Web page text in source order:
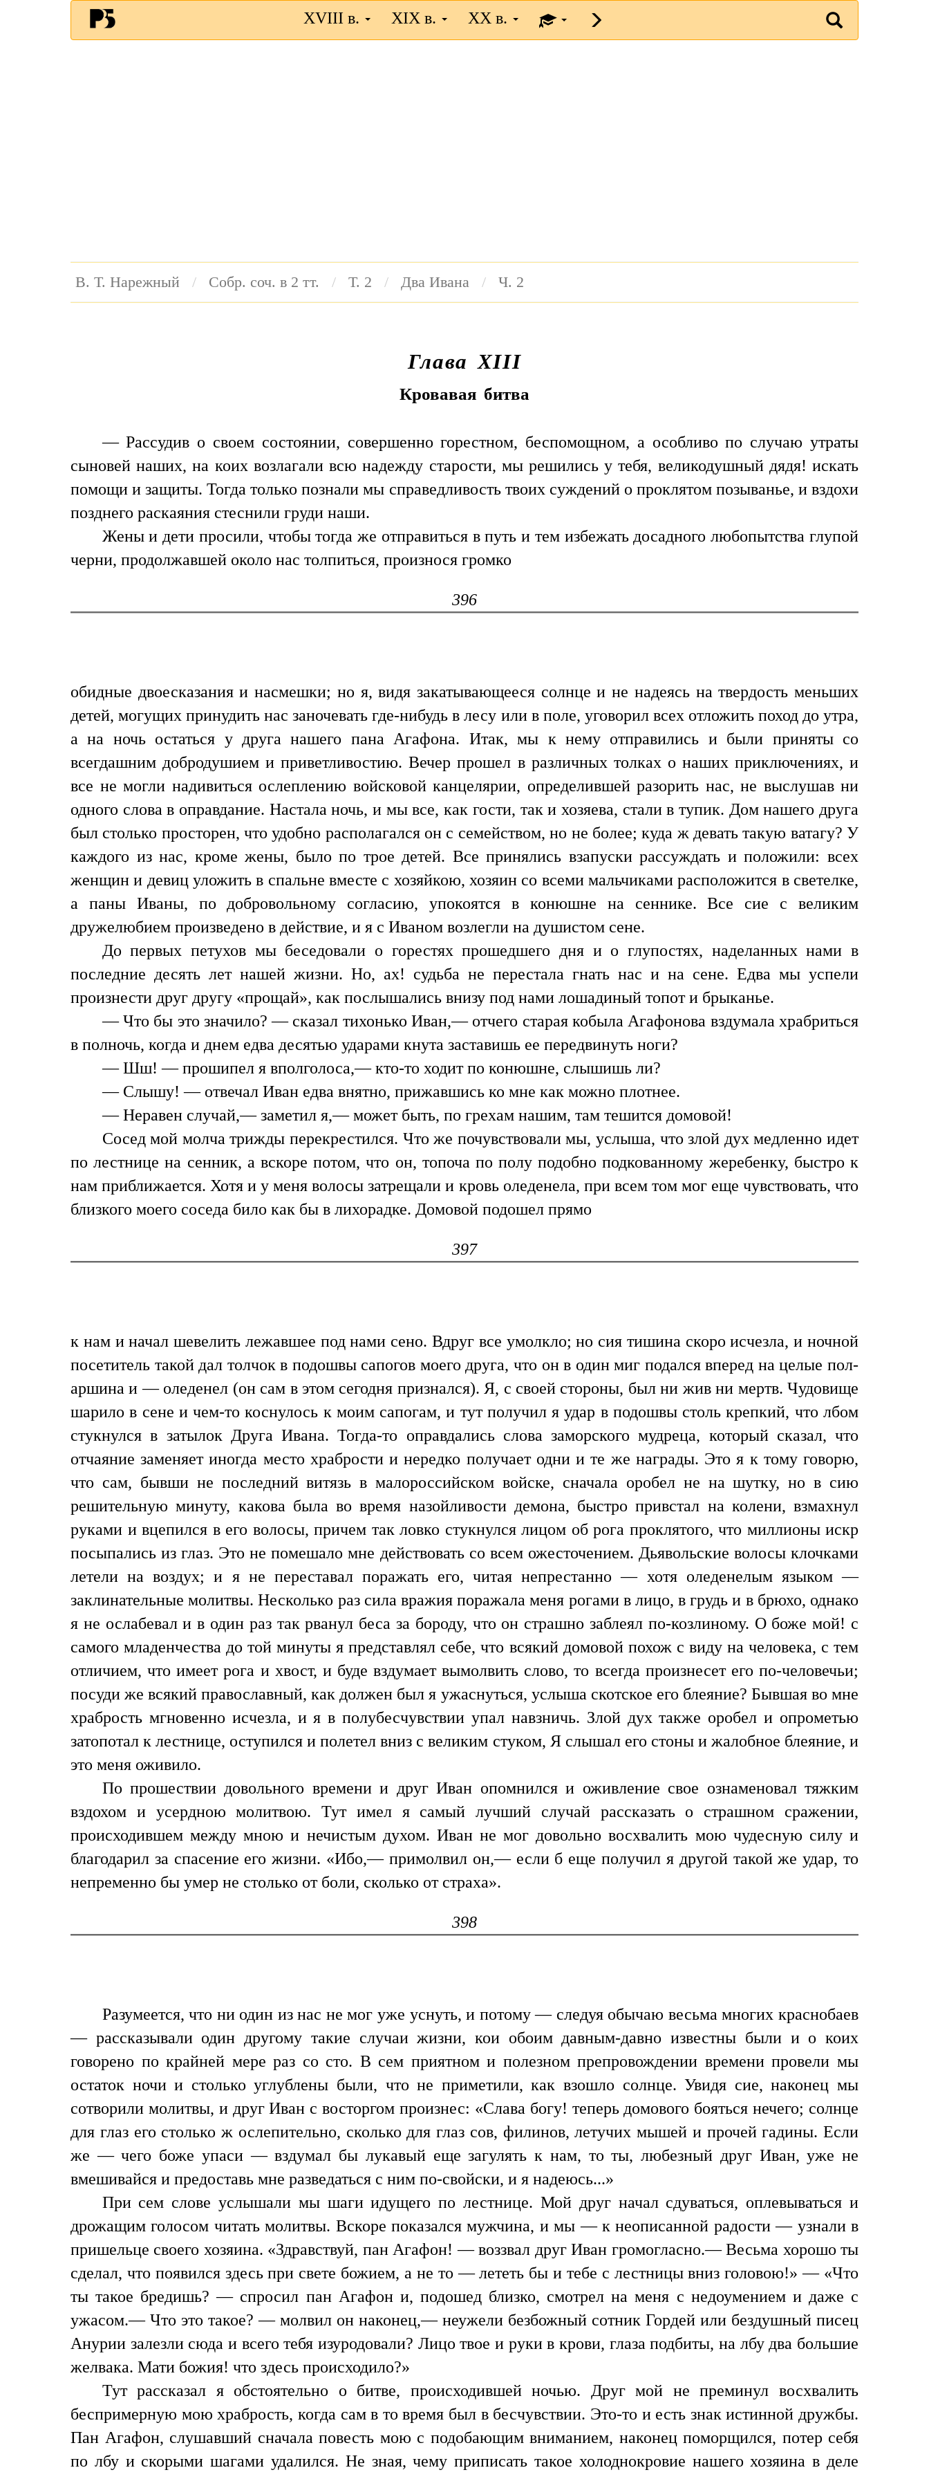
XVIII в. XIX в. XX в.
В. Т. Нарежный Собр. соч. в 2 тт. Т. 2 Два Ивана Ч. 2
Глава XIII
Кровавая битва
— Рассудив о своем состоянии, совершенно горестном, беспомощном, а особливо по случаю утраты
сыновей наших, на коих возлагали всю надежду старости, мы решились у тебя, великодушный дядя! искать
помощи и защиты. Тогда только познали мы справедливость твоих суждений о проклятом позыванье, и вздохи
позднего раскаяния стеснили груди наши.
Жены и дети просили, чтобы тогда же отправиться в путь и тем избежать досадного любопытства глупой
черни, продолжавшей около нас толпиться, произнося громко
396
обидные двоесказания и насмешки; но я, видя закатывающееся солнце и не надеясь на твердость меньших
детей, могущих принудить нас заночевать где-нибудь в лесу или в поле, уговорил всех отложить поход до утра,
а на ночь остаться у друга нашего пана Агафона. Итак, мы к нему отправились и были приняты со
всегдашним добродушием и приветливостию. Вечер прошел в различных толках о наших приключениях, и
все не могли надивиться ослеплению войсковой канцелярии, определившей разорить нас, не выслушав ни
одного слова в оправдание. Настала ночь, и мы все, как гости, так и хозяева, стали в тупик. Дом нашего друга
был столько просторен, что удобно располагался он с семейством, но не более; куда ж девать такую ватагу? У
каждого из нас, кроме жены, было по трое детей. Все принялись взапуски рассуждать и положили: всех
женщин и девиц уложить в спальне вместе с хозяйкою, хозяин со всеми мальчиками расположится в светелке,
а паны Иваны, по добровольному согласию, упокоятся в конюшне на сеннике. Все сие с великим
дружелюбием произведено в действие, и я с Иваном возлегли на душистом сене.
До первых петухов мы беседовали о горестях прошедшего дня и о глупостях, наделанных нами в
последние десять лет нашей жизни. Но, ах! судьба не перестала гнать нас и на сене. Едва мы успели
произнести друг другу «прощай», как послышались внизу под нами лошадиный топот и брыканье.
— Что бы это значило? — сказал тихонько Иван,— отчего старая кобыла Агафонова вздумала храбриться
в полночь, когда и днем едва десятью ударами кнута заставишь ее передвинуть ноги?
— Шш! — прошипел я вполголоса,— кто-то ходит по конюшне, слышишь ли?
— Слышу! — отвечал Иван едва внятно, прижавшись ко мне как можно плотнее.
— Неравен случай,— заметил я,— может быть, по грехам нашим, там тешится домовой!
Сосед мой молча трижды перекрестился. Что же почувствовали мы, услыша, что злой дух медленно идет
по лестнице на сенник, а вскоре потом, что он, топоча по полу подобно подкованному жеребенку, быстро к
нам приближается. Хотя и у меня волосы затрещали и кровь оледенела, при всем том мог еще чувствовать, что
близкого моего соседа било как бы в лихорадке. Домовой подошел прямо
397
к нам и начал шевелить лежавшее под нами сено. Вдруг все умолкло; но сия тишина скоро исчезла, и ночной
посетитель такой дал толчок в подошвы сапогов моего друга, что он в один миг подался вперед на целые пол-
аршина и — оледенел (он сам в этом сегодня признался). Я, с своей стороны, был ни жив ни мертв. Чудовище
шарило в сене и чем-то коснулось к моим сапогам, и тут получил я удар в подошвы столь крепкий, что лбом
стукнулся в затылок Друга Ивана. Тогда-то оправдались слова заморского мудреца, который сказал, что
отчаяние заменяет иногда место храбрости и нередко получает одни и те же награды. Это я к тому говорю,
что сам, бывши не последний витязь в малороссийском войске, сначала оробел не на шутку, но в сию
решительную минуту, какова была во время назойливости демона, быстро привстал на колени, взмахнул
руками и вцепился в его волосы, причем так ловко стукнулся лицом об рога проклятого, что миллионы искр
посыпались из глаз. Это не помешало мне действовать со всем ожесточением. Дьявольские волосы клочками
летели на воздух; и я не переставал поражать его, читая непрестанно — хотя оледенелым языком —
заклинательные молитвы. Несколько раз сила вражия поражала меня рогами в лицо, в грудь и в брюхо, однако
я не ослабевал и в один раз так рванул беса за бороду, что он страшно заблеял по-козлиному. О боже мой! с
самого младенчества до той минуты я представлял себе, что всякий домовой похож с виду на человека, с тем
отличием, что имеет рога и хвост, и буде вздумает вымолвить слово, то всегда произнесет его по-человечьи;
посуди же всякий православный, как должен был я ужаснуться, услыша скотское его блеяние? Бывшая во мне
храбрость мгновенно исчезла, и я в полубесчувствии упал навзничь. Злой дух также оробел и опрометью
затопотал к лестнице, оступился и полетел вниз с великим стуком, Я слышал его стоны и жалобное блеяние, и
это меня оживило.
По прошествии довольного времени и друг Иван опомнился и оживление свое ознаменовал тяжким
вздохом и усердною молитвою. Тут имел я самый лучший случай рассказать о страшном сражении,
происходившем между мною и нечистым духом. Иван не мог довольно восхвалить мою чудесную силу и
благодарил за спасение его жизни. «Ибо,— примолвил он,— если б еще получил я другой такой же удар, то
непременно бы умер не столько от боли, сколько от страха».
398
Разумеется, что ни один из нас не мог уже уснуть, и потому — следуя обычаю весьма многих краснобаев
— рассказывали один другому такие случаи жизни, кои обоим давным-давно известны были и о коих
говорено по крайней мере раз со сто. В сем приятном и полезном препровождении времени провели мы
остаток ночи и столько углублены были, что не приметили, как взошло солнце. Увидя сие, наконец мы
сотворили молитвы, и друг Иван с восторгом произнес: «Слава богу! теперь домового бояться нечего; солнце
для глаз его столько ж ослепительно, сколько для глаз сов, филинов, летучих мышей и прочей гадины. Если
же — чего боже упаси — вздумал бы лукавый еще загулять к нам, то ты, любезный друг Иван, уже не
вмешивайся и предоставь мне разведаться с ним по-свойски, и я надеюсь...»
При сем слове услышали мы шаги идущего по лестнице. Мой друг начал сдуваться, оплевываться и
дрожащим голосом читать молитвы. Вскоре показался мужчина, и мы — к неописанной радости — узнали в
пришельце своего хозяина. «Здравствуй, пан Агафон! — воззвал друг Иван громогласно.— Весьма хорошо ты
сделал, что появился здесь при свете божием, а не то — лететь бы и тебе с лестницы вниз головою!» — «Что
ты такое бредишь? — спросил пан Агафон и, подошед близко, смотрел на меня с недоумением и даже с
ужасом.— Что это такое? — молвил он наконец,— неужели безбожный сотник Гордей или бездушный писец
Анурии залезли сюда и всего тебя изуродовали? Лицо твое и руки в крови, глаза подбиты, на лбу два большие
желвака. Мати божия! что здесь происходило?»
Тут рассказал я обстоятельно о битве, происходившей ночью. Друг мой не преминул восхвалить
беспримерную мою храбрость, когда сам в то время был в бесчувствии. Это-то и есть знак истинной дружбы.
Пан Агафон, слушавший сначала повесть мою с подобающим вниманием, наконец поморщился, потер себя
по лбу и скорыми шагами удалился. Не зная, чему приписать такое холоднокровие нашего хозяина в деле